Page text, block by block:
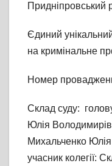
Придніпровський
Єдиний
на кримінальне
Номер
Склад суду:
Юлія
Михальченко
учасник колегії: